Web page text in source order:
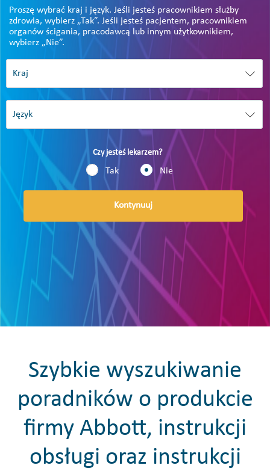
Proszę wybrać kraj i język. Jeśli jesteś pracownikiem służby
zdrowia, wybierz „Tak”. Jeśli jesteś pacjentem, pracownikiem
organów ścigania, pracodawcą lub innym użytkownikiem,
wybierz „Nie”.
Czy jesteś lekarzem?
Tak Nie
Kontynuuj
Szybkie wyszukiwanie
poradników o produkcie
firmy Abbott, instrukcji
obsługi oraz instrukcji